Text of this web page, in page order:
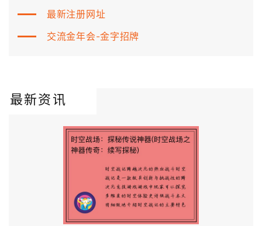
最新注册网址
交流金年会-金字招牌
最新资讯